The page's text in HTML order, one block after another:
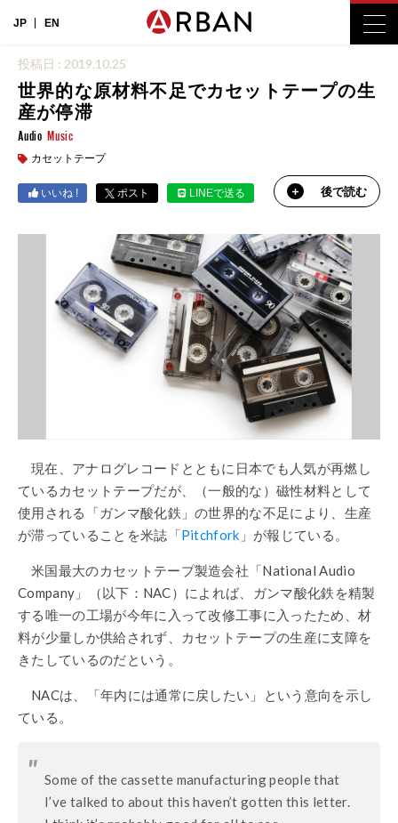
JP EN
投稿日 : 2019.10.25
世界的な原材料不足でカセットテープの生
産が停滞
Audio Music
カセットテープ
いいね ! ポスト LINEで送る 後で読む
現在、アナログレコードとともに日本でも人気が再燃し
ているカセットテープだが、（一般的な）磁性材料として
使用される「ガンマ酸化鉄」の世界的な不足により、生産
が滞っていることを米誌「Pitchfork 」が報じている。
米国最大のカセットテープ製造会社「National Audio
Company」（以下：NAC）によれば、ガンマ酸化鉄を精製
する唯一の工場が今年に入って改修工事に入ったため、材
料が少量しか供給されず、カセットテープの生産に支障を
きたしているのだという。
NACは、「年内には通常に戻したい」という意向を示し
ている。
Some of the cassette manufacturing people that
I’ve talked to about this haven’t gotten this letter.